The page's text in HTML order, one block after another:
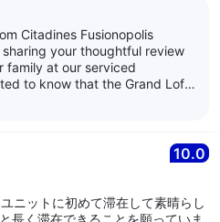
family at our serviced
and that you enjoyed
a comfortable environment
your understanding of
hear
with easy access to
Your feedback
10.0
ニットに初めて滞在して素晴らし
長く滞在できることを願っていま